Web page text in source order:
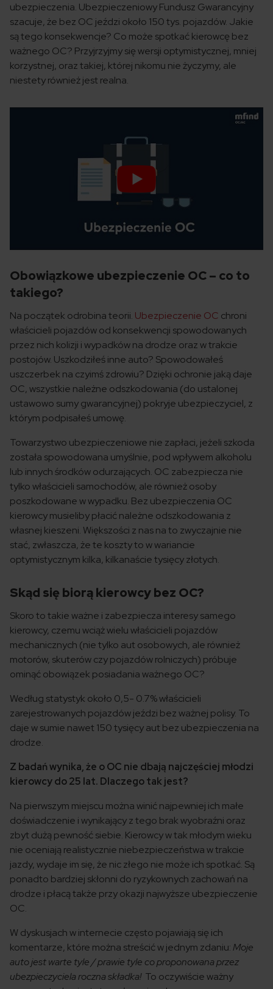
ubezpieczenia. Ubezpieczeniowy Fundusz Gwarancyjny
szacuje, że bez OC jeździ około 150 tys. pojazdów. Jakie
są tego konsekwencje? Co może spotkać kierowcę bez
ważnego OC? Przyjrzyjmy się wersji optymistycznej, mniej
korzystnej, oraz takiej, której nikomu nie życzymy, ale
niestety również jest realna.
Obowiązkowe ubezpieczenie OC – co to
takiego?
Na początek odrobina teorii. Ubezpieczenie OC chroni
właścicieli pojazdów od konsekwencji spowodowanych
przez nich kolizji i wypadków na drodze oraz w trakcie
postojów. Uszkodziłeś inne auto? Spowodowałeś
uszczerbek na czyimś zdrowiu? Dzięki ochronie jaką daje
OC, wszystkie należne odszkodowania (do ustalonej
ustawowo sumy gwarancyjnej) pokryje ubezpieczyciel, z
którym podpisałeś umowę.
Towarzystwo ubezpieczeniowe nie zapłaci, jeżeli szkoda
została spowodowana umyślnie, pod wpływem alkoholu
lub innych środków odurzających. OC zabezpiecza nie
tylko właścicieli samochodów, ale również osoby
poszkodowane w wypadku. Bez ubezpieczenia OC
kierowcy musieliby płacić należne odszkodowania z
własnej kieszeni. Większości z nas na to zwyczajnie nie
stać, zwłaszcza, że te koszty to w wariancie
optymistycznym kilka, kilkanaście tysięcy złotych.
Skąd się biorą kierowcy bez OC?
Skoro to takie ważne i zabezpiecza interesy samego
kierowcy, czemu wciąż wielu właścicieli pojazdów
mechanicznych (nie tylko aut osobowych, ale również
motorów, skuterów czy pojazdów rolniczych) próbuje
ominąć obowiązek posiadania ważnego OC?
Według statystyk około 0,5- 0.7% właścicieli
zarejestrowanych pojazdów jeździ bez ważnej polisy. To
daje w sumie nawet 150 tysięcy aut bez ubezpieczenia na
drodze.
Z badań wynika, że o OC nie dbają najczęściej młodzi
kierowcy do 25 lat. Dlaczego tak jest?
Na pierwszym miejscu można winić najpewniej ich małe
doświadczenie i wynikający z tego brak wyobraźni oraz
zbyt dużą pewność siebie. Kierowcy w tak młodym wieku
nie oceniają realistycznie niebezpieczeństwa w trakcie
jazdy, wydaje im się, że nic złego nie może ich spotkać. Są
ponadto bardziej skłonni do ryzykownych zachowań na
drodze i płacą także przy okazji najwyższe ubezpieczenie
OC.
W dyskusjach w internecie często pojawiają się ich
komentarze, które można streścić w jednym zdaniu:Moje
auto jest warte tyle / prawie tyle co proponowana przez
ubezpieczyciela roczna składka! To oczywiście ważny